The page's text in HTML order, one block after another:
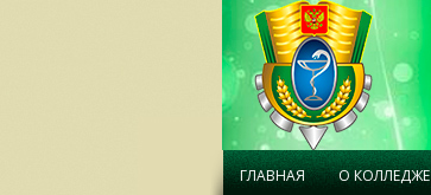
ГЛАВНАЯ О КОЛЛЕДЖЕ